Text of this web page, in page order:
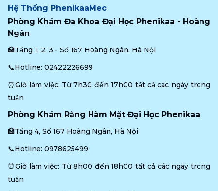
Hệ Thống PhenikaaMec
Phòng Khám Đa Khoa Đại Học Phenikaa - Hoàng
Ngân
🏥Tầng 1, 2, 3 - Số 167 Hoàng Ngân, Hà Nội
📞Hotline: 02422226699
⏰Giờ làm việc: Từ 7h30 đến 17h00 tất cả các ngày trong
tuần
Phòng Khám Răng Hàm Mặt Đại Học Phenikaa
🏥Tầng 4, Số 167 Hoàng Ngân, Hà Nội
📞Hotline: 0978625499
⏰Giờ làm việc: Từ 8h00 đến 18h00 tất cả các ngày trong
tuần